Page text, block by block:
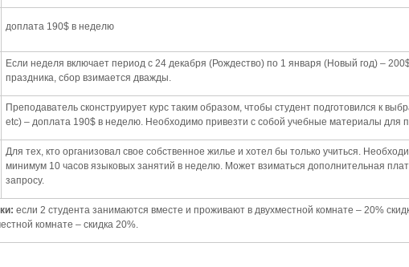
доплата 190$ в неделю
Если неделя включает период с 24 декабря (Рождество) по 1 января (Новый год) –
праздника, сбор взимается дважды.
Преподаватель сконструирует курс таким образом, чтобы студент подготовился к
etc) – доплата 190$ в неделю. Необходимо привезти с собой учебные материалы для
Для тех, кто организовал свое собственное жилье и хотел бы только учиться.
минимум 10 часов языковых занятий в неделю. Может взиматься дополнительная
запросу.
если 2 студента занимаются вместе и проживают в двухместной комнате – 20%
комнате – скидка 20%.